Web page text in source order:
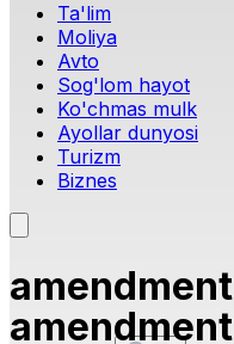
Ta'lim
Moliya
Avto
Sog'lom hayot
Ko'chmas mulk
Ayollar dunyosi
Turizm
Biznes
amendment
amendment